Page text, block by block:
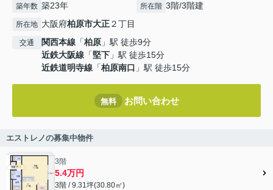
築年数 築23年 所在階 3階/3階建
所在地 大阪府柏原市大正２丁目
交通 関西本線 「柏原 」駅 徒歩9分
近鉄大阪線 「堅下 」駅 徒歩15分
近鉄道明寺線 「柏原南口 」駅 徒歩15分
無料 お問い合わせ
エストレノの募集中物件
3階
5.4万円
3階 / 9.31坪(30.80㎡)